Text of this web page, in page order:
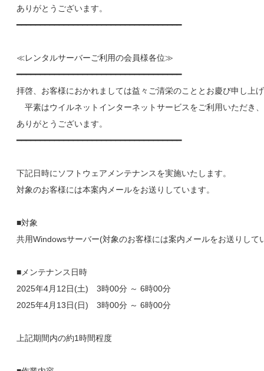
ありがとうございます。
━━━━━━━━━━━━━━━━━━━━━━━━━━━━━━━━━━━
≪レンタルサーバーご利用の会員様各位≫
━━━━━━━━━━━━━━━━━━━━━━━━━━━━━━━━━━━
拝啓、お客様におかれましては益々ご清栄のこととお慶び申し上
平素はウイルネットインターネットサービスをご利用いただき
ありがとうございます。
━━━━━━━━━━━━━━━━━━━━━━━━━━━━━━━━━━━
下記日時にソフトウェアメンテナンスを実施いたします。
対象のお客様には本案内メールをお送りしています。
■対象
共用Windowsサーバー(対象のお客様には案内メールをお送りして
■メンテナンス日時
2025年4月12日(土) 3時00分 ～ 6時00分
2025年4月13日(日) 3時00分 ～ 6時00分
上記期間内の約1時間程度